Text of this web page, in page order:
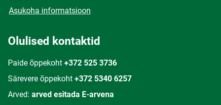
Asukoha informatsioon
Olulised kontaktid
Paide õppekoht +372 525 3736
Särevere õppekoht +372 5340 6257
Arved: arved esitada E-arvena